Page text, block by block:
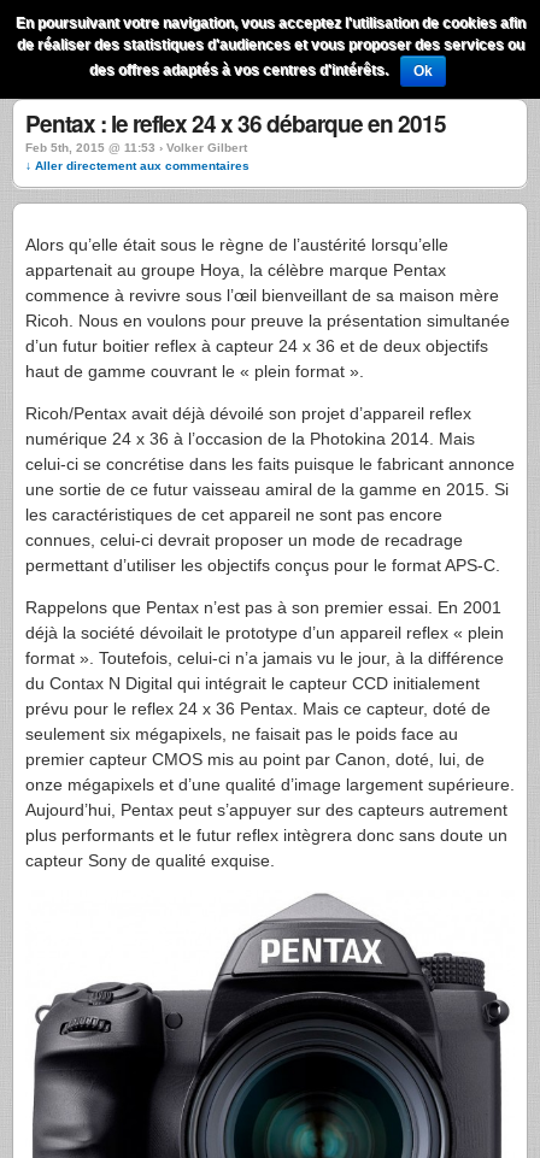
QuestionsPhoto Menu
Pentax : le reflex 24 x 36 débarque en 2015
Feb 5th, 2015 @ 11:53 › Volker Gilbert
↓ Aller directement aux commentaires
Alors qu’elle était sous le règne de l’austérité lorsqu’elle
appartenait au groupe Hoya, la célèbre marque Pentax
commence à revivre sous l’œil bienveillant de sa maison mère
Ricoh. Nous en voulons pour preuve la présentation simultanée
d’un futur boitier reflex à capteur 24 x 36 et de deux objectifs
haut de gamme couvrant le « plein format ».
Ricoh/Pentax avait déjà dévoilé son projet d’appareil reflex
numérique 24 x 36 à l’occasion de la Photokina 2014. Mais
celui-ci se concrétise dans les faits puisque le fabricant annonce
une sortie de ce futur vaisseau amiral de la gamme en 2015. Si
les caractéristiques de cet appareil ne sont pas encore
connues, celui-ci devrait proposer un mode de recadrage
permettant d’utiliser les objectifs conçus pour le format APS-C.
Rappelons que Pentax n’est pas à son premier essai. En 2001
déjà la société dévoilait le prototype d’un appareil reflex « plein
format ». Toutefois, celui-ci n’a jamais vu le jour, à la différence
du Contax N Digital qui intégrait le capteur CCD initialement
prévu pour le reflex 24 x 36 Pentax. Mais ce capteur, doté de
seulement six mégapixels, ne faisait pas le poids face au
premier capteur CMOS mis au point par Canon, doté, lui, de
onze mégapixels et d’une qualité d’image largement supérieure.
Aujourd’hui, Pentax peut s’appuyer sur des capteurs autrement
plus performants et le futur reflex intègrera donc sans doute un
capteur Sony de qualité exquise.
En poursuivant votre navigation, vous acceptez l'utilisation de cookies afin
de réaliser des statistiques d'audiences et vous proposer des services ou
des offres adaptés à vos centres d'intérêts.
Ok